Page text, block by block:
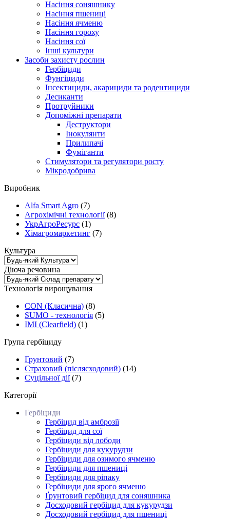
Насіння соняшнику
Насіння пшениці
Насіння ячменю
Насіння гороху
Насіння сої
Інші культури
Засоби захисту рослин
Гербіциди
Фунгіциди
Інсектициди, акарициди та родентициди
Десиканти
Протруйники
Допоміжні препарати
Деструктори
Інокулянти
Прилипачі
Фуміганти
Стимулятори та регулятори росту
Мікродобрива
Виробник
Alfa Smart Agro (7)
Агрохімічні технології (8)
УкрАгроРесурс (1)
Хімагромаркетинг (7)
Культура
Діюча речовина
Технологія вирощування
CON (Класична) (8)
SUMO - технологія (5)
ІMI (Сlearfield) (1)
Група гербіциду
Грунтовий (7)
Страховий (післясходовий) (14)
Суцільної дії (7)
Категорії
Гербіциди
Гербіцид від амброзії
Гербіцид для сої
Гербіциди від лободи
Гербіциди для кукурудзи
Гербіциди для озимого ячменю
Гербіциди для пшениці
Гербіциди для ріпаку
Гербіциди для ярого ячменю
Ґрунтовий гербіцид для соняшника
Досходовий гербіцид для кукурудзи
Досходовий гербіцид для пшениці